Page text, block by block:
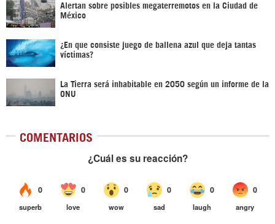
Alertan sobre posibles megaterremotos en la Ciudad de
México
¿En que consiste juego de ballena azul que deja tantas
víctimas?
La Tierra será inhabitable en 2050 según un informe de la
ONU
COMENTARIOS